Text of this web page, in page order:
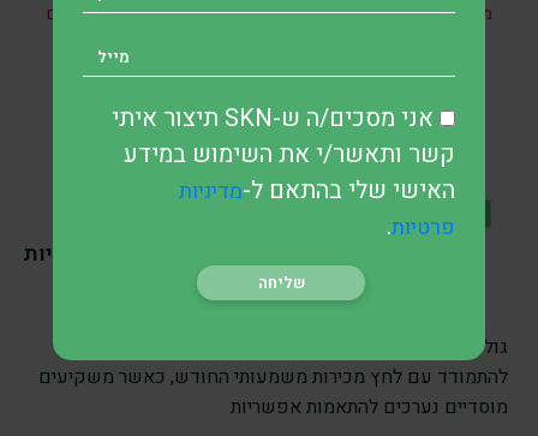
מהשקעות ואין האמור בו מהווה ייעוץ מקצועי לבצע השקעות בתחום
SKN | האם מכירות
להפעיל לחץ על שווקי המניות
הגלובליים החודש?
גולדמן זאקס הזהיר כי שווקי המניות הגלובליים עשויים
להתמודד עם לחץ מכירות משמעותי החודש, כאשר משקיעים
מוסדיים נערכים להתאמות אפשריות
אני מסכים/ה ש-SKN תיצור איתי
קשר ותאשר/י את השימוש במידע
האישי שלי בהתאם ל-מדיניות
פרטיות.